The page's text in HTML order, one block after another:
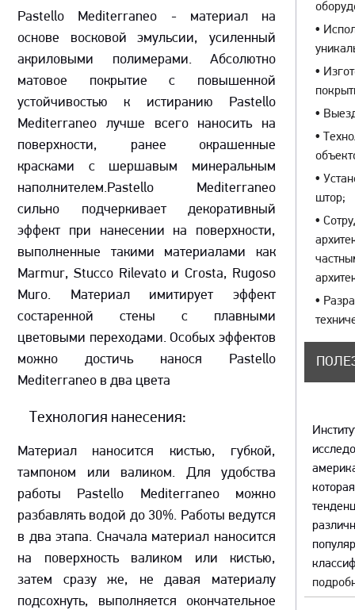
Pastello Mediterraneo - материал на
основе восковой эмульсии, усиленный
акриловыми полимерами. Абсолютно
матовое покрытие с повышенной
устойчивостью к истиранию Pastello
Mediterraneo лучше всего наносить на
поверхности, ранее окрашенные
красками с шершавым минеральным
наполнителем.Pastello Mediterraneo
сильно подчеркивает декоративный
эффект при нанесении на поверхности,
выполненные такими материалами как
Marmur, Stucco Rilevato и Crosta, Rugoso
Muro. Материал имитирует эффект
состаренной стены с плавными
цветовыми переходами. Особых эффектов
можно достичь нанося Pastello
Mediterraneo в два цвета
Технология нанесения:
Материал наносится кистью, губкой,
тампоном или валиком. Для удобства
работы Pastello Mediterraneo можно
разбавлять водой до 30%. Работы ведутся
в два этапа. Сначала материал наносится
на поверхность валиком или кистью,
затем сразу же, не давая материалу
подсохнуть, выполняется окончательное
•
•
•
•
•
штор;
•
•